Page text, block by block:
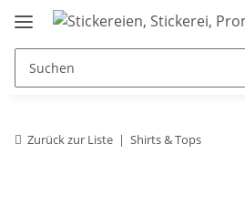
Zurück zur Liste Shirts & Tops